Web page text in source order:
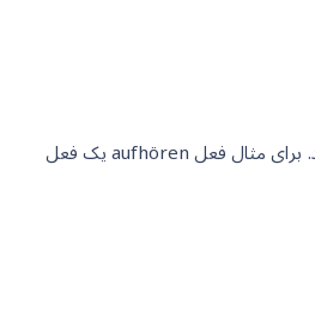
افعال تفکیک پذیر ساختار پیچیده تری نسبت به افعال تفکیک ناپذیر دارند. در مواردی خاص دو بخش این فعل از هم جدا می شوند و در جایگاه های مختلفی از جمله قرار میگیرند. برای مثال فعل aufhören یک فعل